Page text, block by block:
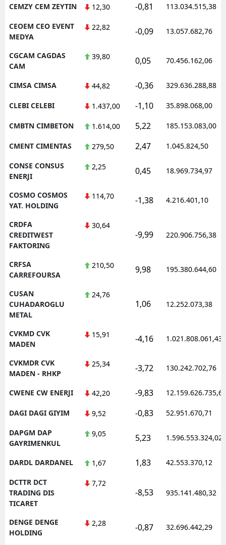
CEMZY CEM ZEYTIN 12,30 -0,81 113.034.515,38
CEOEM CEO EVENT
MEDYA
22,82 -0,09 13.057.682,76
CGCAM CAGDAS
CAM
39,80 0,05 70.456.162,06
CIMSA CIMSA 44,82 -0,36 329.636.288,88
CLEBI CELEBI 1.437,00 -1,10 35.898.068,00
CMBTN CIMBETON 1.614,00 5,22 185.153.083,00
CMENT CIMENTAS 279,50 2,47 1.045.824,50
CONSE CONSUS
ENERJI
2,25 0,45 18.969.734,97
COSMO COSMOS
YAT. HOLDING
114,70 -1,38 4.216.401,10
CRDFA
CREDITWEST
FAKTORING
30,64
-9,99 220.906.756,38
CRFSA
CARREFOURSA
210,50 9,98 195.380.644,60
CUSAN
CUHADAROGLU
METAL
24,76
1,06 12.252.073,38
CVKMD CVK
MADEN
15,91 -4,16 1.021.808.061,43
CVKMDR CVK
MADEN - RHKP
25,34 -3,72 130.242.702,76
CWENE CW ENERJI 42,20 -9,83 12.159.626.735,62
DAGI DAGI GIYIM 9,52 -0,83 52.951.670,71
DAPGM DAP
GAYRIMENKUL
9,05 5,23 1.596.553.324,02
DARDL DARDANEL 1,67 1,83 42.553.370,12
DCTTR DCT
TRADING DIS
TICARET
7,72
-8,53 935.141.480,32
DENGE DENGE
HOLDING
2,28 -0,87 32.696.442,29